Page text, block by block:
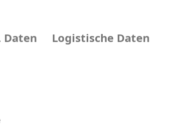
Daten
Logistische Daten